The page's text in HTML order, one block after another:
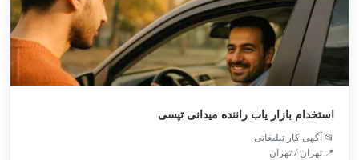
استخدام بازار یاب راننده میدانی تپسی
📂 آگهی کار تبلیغاتی
📍 تهران / تهران